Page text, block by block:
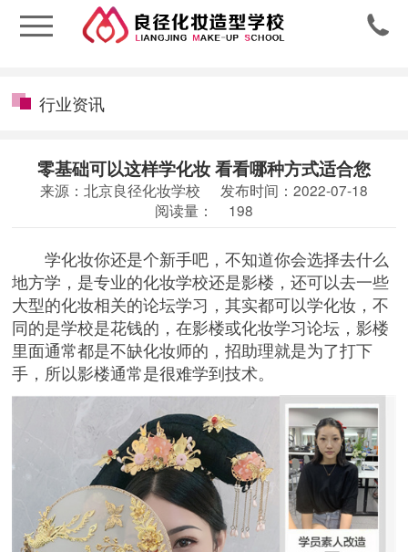

行业资讯
零基础可以这样学化妆 看看哪种方式适合您
来源：北京良径化妆学校
发布时间：2022-07-18
阅读量：
198
学化妆你还是个新手吧，不知道你会选择去什么
地方学，是专业的化妆学校还是影楼，还可以去一些
大型的化妆相关的论坛学习，其实都可以学化妆，不
同的是学校是花钱的，在影楼或化妆学习论坛，影楼
里面通常都是不缺化妆师的，招助理就是为了打下
手，所以影楼通常是很难学到技术。